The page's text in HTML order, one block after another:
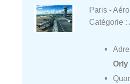
Paris -
Catégorie :
Orly